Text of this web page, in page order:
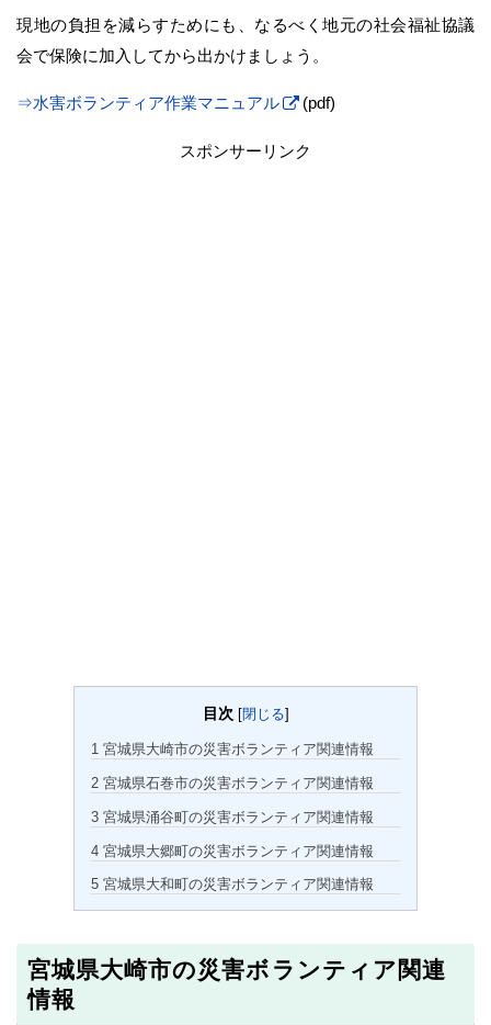
現地の負担を減らすためにも、なるべく地元の社会福祉協議
会で保険に加入してから出かけましょう。
⇒水害ボランティア作業マニュアル (pdf)
スポンサーリンク
目次 [閉じる]
1 宮城県大崎市の災害ボランティア関連情報
2 宮城県石巻市の災害ボランティア関連情報
3 宮城県涌谷町の災害ボランティア関連情報
4 宮城県大郷町の災害ボランティア関連情報
5 宮城県大和町の災害ボランティア関連情報
宮城県大崎市の災害ボランティア関連
情報